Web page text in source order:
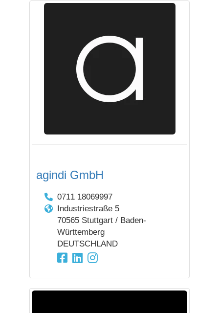
agindi GmbH
0711 18069997
Industriestraße 5
70565 Stuttgart / Baden-
Württemberg
DEUTSCHLAND